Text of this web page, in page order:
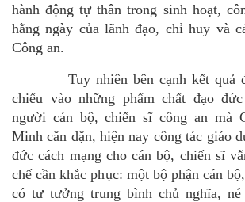
hành động tự thân trong sinh hoạt,
hằng ngày của lãnh đạo, chỉ huy và
Công an.
Tuy nhiên bên cạnh kết quả
chiếu vào những phẩm chất đạo
người cán bộ, chiến sĩ công an mà
Minh căn dặn, hiện nay công tác giáo
đức cách mạng cho cán bộ, chiến sĩ
chế cần khắc phục: một bộ phận cán
có tư tưởng trung bình chủ nghĩa, né